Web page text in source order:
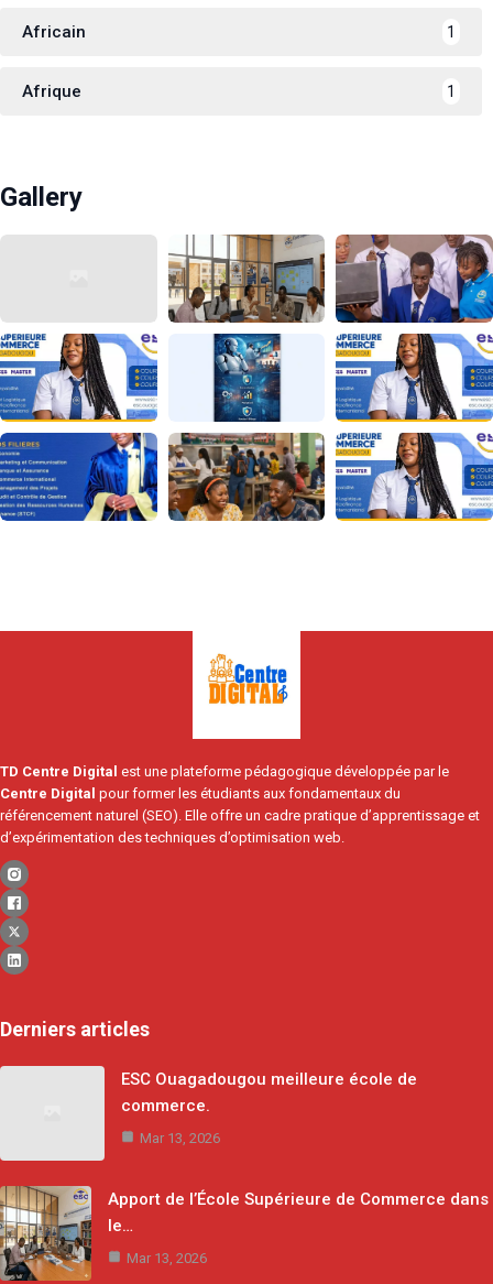
Africain 1
Afrique 1
Gallery
TD Centre Digital est une plateforme pédagogique développée par le
Centre Digital pour former les étudiants aux fondamentaux du
référencement naturel (SEO). Elle offre un cadre pratique d’apprentissage et
d’expérimentation des techniques d’optimisation web.
Derniers articles
ESC Ouagadougou meilleure école de
commerce.
Mar 13, 2026
Apport de l’École Supérieure de Commerce dans
le…
Mar 13, 2026